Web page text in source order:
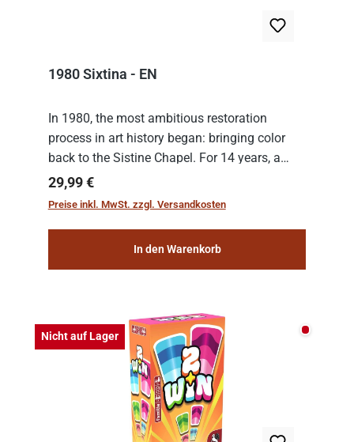
1980 Sixtina - EN
In 1980, the most ambitious restoration
process in art history began: bringing color
back to the Sistine Chapel. For 14 years, a
team of experts from the Vatican undertook
the meticulous job of cleaning and
Regulärer Preis:
29,99 €
Preise inkl. MwSt. zzgl. Versandkosten
In den Warenkorb
Nicht auf Lager Nicht